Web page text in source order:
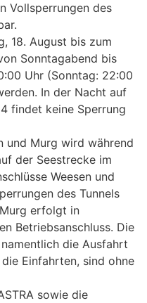
Vollsperrungen des
18. August bis zum
Sonntagabend bis
Uhr (Sonntag: 22:00
In der Nacht auf
findet keine Sperrung
und Murg wird während
der Seestrecke im
Weesen und
des Tunnels
erfolgt in
Betriebsanschluss. Die
die Ausfahrt
Einfahrten, sind ohne
sowie die